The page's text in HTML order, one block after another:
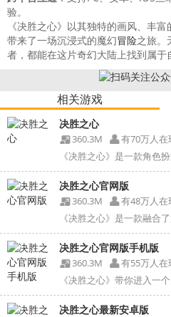
验。
《决胜之心》以其独特的画风、丰
带来了一场沉浸式的魔幻冒险之旅。
者，都能在这片奇幻大陆上找到属于
相关游戏
决胜之心
360.3M 有70万人在
决胜之心官网版
360.3M 有48万人在
《决胜之心》是一款融合
决胜之心官网版手机版
360.3M 有55万人在
决胜之心最新安卓版